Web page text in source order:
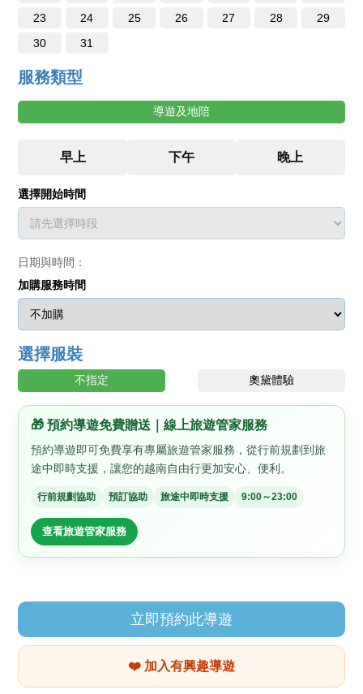
23
24 25 26 27 28
29
30
31
服務類型
導遊及地陪
選擇開始時間
日期與時間：
加購服務時間
選擇服裝
不指定 奧黛體驗
🎁 預約導遊免費贈送｜線上旅遊管家服務
預約導遊即可免費享有專屬旅遊管家服務，從行前規劃到旅
途中即時支援，讓您的越南自由行更加安心、便利。
行前規劃協助 預訂協助 旅途中即時支援 9:00～23:00
查看旅遊管家服務
立即預約此導遊
❤️ 加入有興趣導遊